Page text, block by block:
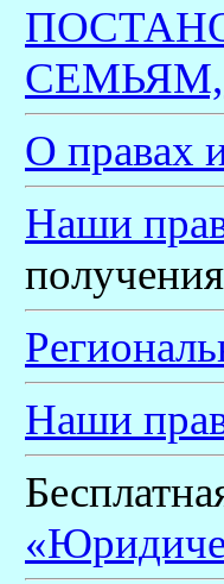
О правах
Наши
Наши